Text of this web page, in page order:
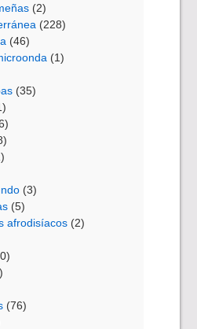
(2)
(228)
(46)
(1)
(35)
(3)
(5)
afrodisíacos (2)
(76)